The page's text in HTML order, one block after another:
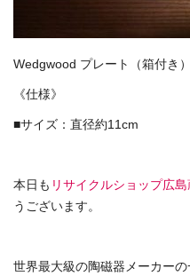
Wedgwood プレート（箱付き）
《仕様》
■サイズ：直径約11cm
本日も リサイクルショップ広
うございます。
世界最大級の陶磁器メーカー